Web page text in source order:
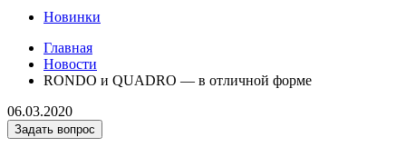
Новинки
Главная
Новости
RONDO и QUADRO — в отличной форме
06.03.2020
Задать вопрос